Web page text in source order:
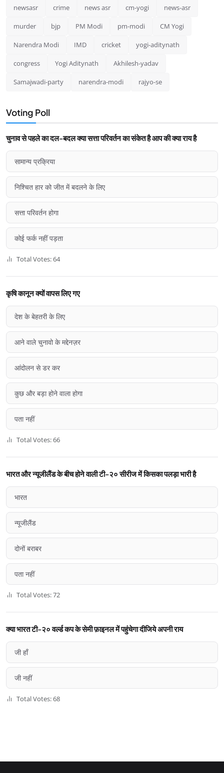
newsasr crime news asr cm-yogi news-asr
murder bjp PM Modi pm-modi CM Yogi
Narendra Modi IMD cricket yogi-aditynath
congress Yogi Aditynath Akhilesh-yadav
Samajwadi-party narendra-modi rajyo-se
Voting Poll
चुनाव से पहले का दल-बदल क्या सत्ता परिवर्तन का संकेत है आप की क्या राय है
सामान्य प्रक्रिया
निश्चित हार को जीत में बदलने के लिए
सत्ता परिवर्तन होगा
कोई फर्क नहीं पड़ता
Total Votes: 64
कृषि कानून क्यों वापस लिए गए
देश के बेहतरी के लिए
आने वाले चुनावो के मद्देनज़र
आंदोलन से डर कर
कुछ और बड़ा होने वाला होगा
पता नहीं
Total Votes: 66
भारत और न्यूजीलैंड के बीच होने वाली टी-२० सीरीज में किसका पलड़ा भारी है
भारत
न्यूजीलैंड
दोनों बराबर
पता नहीं
Total Votes: 72
क्या भारत टी-२० वर्ल्ड कप के सेमी फ़ाइनल में पहुंचेगा दीजिये अपनी राय
जी हाँ
जी नहीं
Total Votes: 68